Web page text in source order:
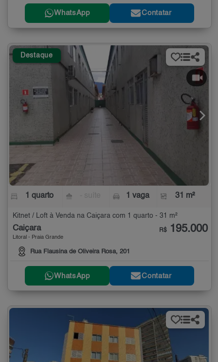
WhatsApp Contatar
Destaque
1 quarto 1 vaga 31 m²
Kitnet / Loft à Venda na Caiçara com 1 quarto - 31 m²
Caiçara
Litoral - Praia Grande
Rua Flausina de Oliveira Rosa, 201
R$ 195.000
WhatsApp Contatar